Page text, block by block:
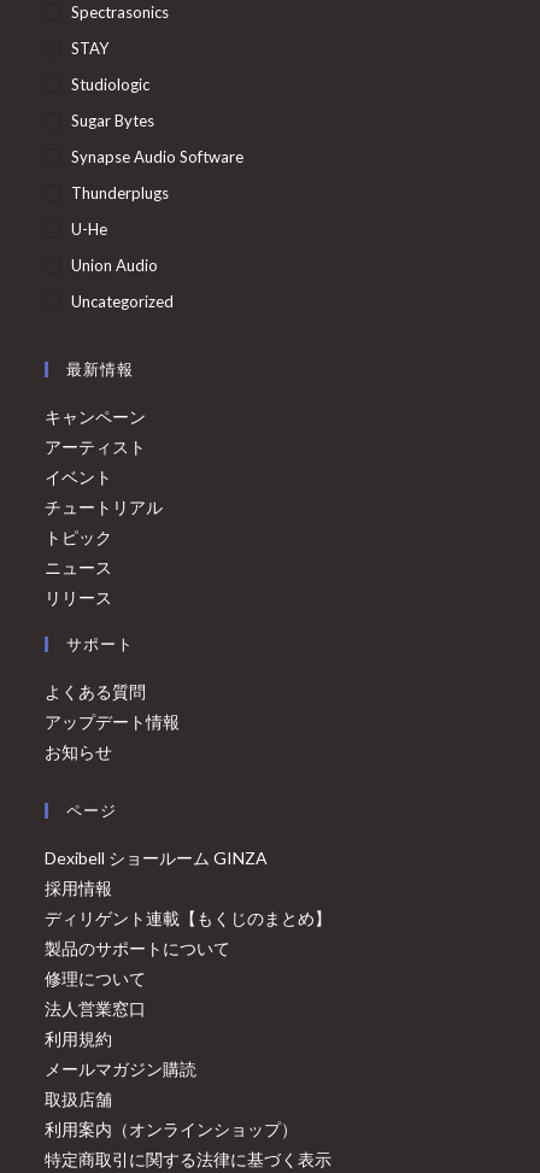
Spectrasonics
STAY
Studiologic
Sugar Bytes
Synapse Audio Software
Thunderplugs
U-He
Union Audio
Uncategorized
最新情報
キャンペーン
アーティスト
イベント
チュートリアル
トピック
ニュース
リリース
サポート
よくある質問
アップデート情報
お知らせ
ページ
Dexibell ショールーム GINZA
採用情報
ディリゲント連載【もくじのまとめ】
製品のサポートについて
修理について
法人営業窓口
利用規約
メールマガジン購読
取扱店舗
利用案内（オンラインショップ）
特定商取引に関する法律に基づく表示